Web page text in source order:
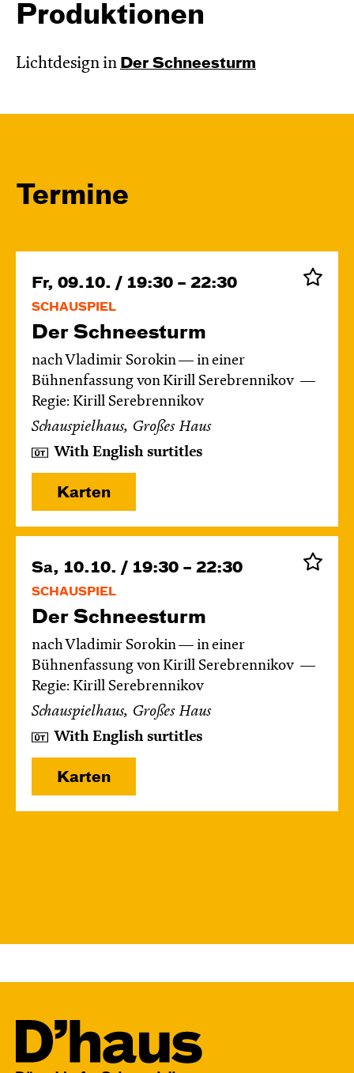
Produktionen
Lichtdesign in Der Schnee­sturm
Termine
Fr, 09.10. / 19:30 – 22:30
SCHAUSPIEL
Der Schnee­sturm
nach Vladimir Sorokin — in einer
Bühnenfassung von Kirill Serebrennikov
Regie: Kirill Serebrennikov
Schauspielhaus, Großes Haus
With English surtitles
Karten
Sa, 10.10. / 19:30 – 22:30
SCHAUSPIEL
Der Schnee­sturm
nach Vladimir Sorokin — in einer
Bühnenfassung von Kirill Serebrennikov
Regie: Kirill Serebrennikov
Schauspielhaus, Großes Haus
With English surtitles
Karten